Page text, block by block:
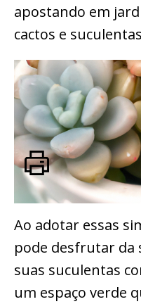
apostando em
cactos e
Ao adotar essas
pode desfrutar da
suas suculentas
um espaço verde